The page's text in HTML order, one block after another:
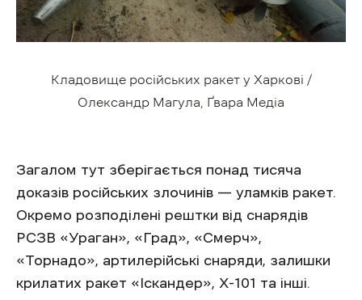
Кладовище російських ракет у Харкові /
Олександр Магула, Ґвара Медіа
Загалом тут зберігається понад тисяча
доказів російських злочинів — уламків ракет.
Окремо розподілені рештки від снарядів
РСЗВ «Ураган», «Град», «Смерч»,
«Торнадо», артилерійські снаряди, залишки
крилатих ракет «Іскандер», Х-101 та інші.